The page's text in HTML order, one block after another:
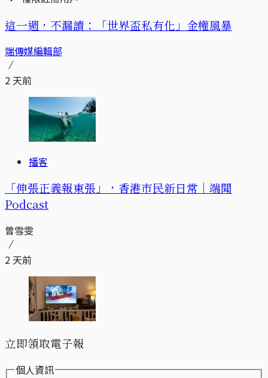
這一週，不漏讀：「世界盃私有化」金權風暴
端傳媒編輯部
2 天前
播客
「伸張正義報東張」，香港市民新日常｜端聞
Podcast
曾雪雯
2 天前
立即領取電子報
個人資訊